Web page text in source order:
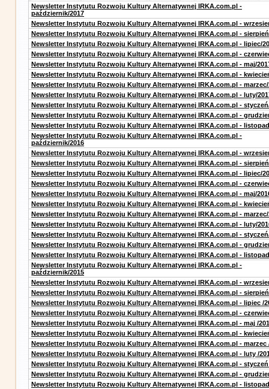
Newsletter Instytutu Rozwoju Kultury Alternatywnej IRKA.com.pl -
październik/2017
Newsletter Instytutu Rozwoju Kultury Alternatywnej IRKA.com.pl -
Newsletter Instytutu Rozwoju Kultury Alternatywnej IRKA.com.pl -
Newsletter Instytutu Rozwoju Kultury Alternatywnej IRKA.com.pl - lipiec/
Newsletter Instytutu Rozwoju Kultury Alternatywnej IRKA.com.pl -
Newsletter Instytutu Rozwoju Kultury Alternatywnej IRKA.com.pl - maj/
Newsletter Instytutu Rozwoju Kultury Alternatywnej IRKA.com.pl -
Newsletter Instytutu Rozwoju Kultury Alternatywnej IRKA.com.pl - marzec/
Newsletter Instytutu Rozwoju Kultury Alternatywnej IRKA.com.pl - luty/
Newsletter Instytutu Rozwoju Kultury Alternatywnej IRKA.com.pl -
Newsletter Instytutu Rozwoju Kultury Alternatywnej IRKA.com.pl -
Newsletter Instytutu Rozwoju Kultury Alternatywnej IRKA.com.pl -
Newsletter Instytutu Rozwoju Kultury Alternatywnej IRKA.com.pl -
październik/2016
Newsletter Instytutu Rozwoju Kultury Alternatywnej IRKA.com.pl -
Newsletter Instytutu Rozwoju Kultury Alternatywnej IRKA.com.pl -
Newsletter Instytutu Rozwoju Kultury Alternatywnej IRKA.com.pl - lipiec/
Newsletter Instytutu Rozwoju Kultury Alternatywnej IRKA.com.pl -
Newsletter Instytutu Rozwoju Kultury Alternatywnej IRKA.com.pl - maj/
Newsletter Instytutu Rozwoju Kultury Alternatywnej IRKA.com.pl -
Newsletter Instytutu Rozwoju Kultury Alternatywnej IRKA.com.pl - marzec/
Newsletter Instytutu Rozwoju Kultury Alternatywnej IRKA.com.pl - luty/
Newsletter Instytutu Rozwoju Kultury Alternatywnej IRKA.com.pl -
Newsletter Instytutu Rozwoju Kultury Alternatywnej IRKA.com.pl -
Newsletter Instytutu Rozwoju Kultury Alternatywnej IRKA.com.pl -
Newsletter Instytutu Rozwoju Kultury Alternatywnej IRKA.com.pl -
październik/2015
Newsletter Instytutu Rozwoju Kultury Alternatywnej IRKA.com.pl -
Newsletter Instytutu Rozwoju Kultury Alternatywnej IRKA.com.pl -
Newsletter Instytutu Rozwoju Kultury Alternatywnej IRKA.com.pl - lipiec /
Newsletter Instytutu Rozwoju Kultury Alternatywnej IRKA.com.pl -
Newsletter Instytutu Rozwoju Kultury Alternatywnej IRKA.com.pl - maj /
Newsletter Instytutu Rozwoju Kultury Alternatywnej IRKA.com.pl -
Newsletter Instytutu Rozwoju Kultury Alternatywnej IRKA.com.pl - marzec
Newsletter Instytutu Rozwoju Kultury Alternatywnej IRKA.com.pl - luty /
Newsletter Instytutu Rozwoju Kultury Alternatywnej IRKA.com.pl - styczeń
Newsletter Instytutu Rozwoju Kultury Alternatywnej IRKA.com.pl -
Newsletter Instytutu Rozwoju Kultury Alternatywnej IRKA.com.pl - listopad